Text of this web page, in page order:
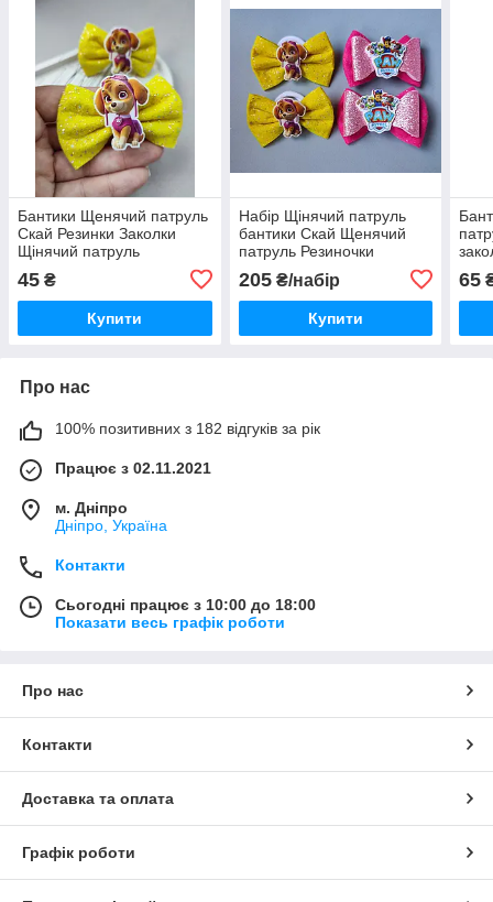
Бантики Щенячий патруль
Скай Резинки Заколки
Щінячий патруль
Щінячий патруль 45 грн
45 ₴
Купити
Набір Щінячий патруль
бантики Скай Щенячий
патруль Резиночки
грн за набір
205₴/набір
Купити
65
Про нас
100% позитивних з 182 відгуків за рік
Працює з 02.11.2021
м. Дніпро
Дніпро, Україна
Контакти
Сьогодні працює з 10:00 до 18:00
Показати весь графік роботи
Про нас
Контакти
Доставка та оплата
Графік роботи